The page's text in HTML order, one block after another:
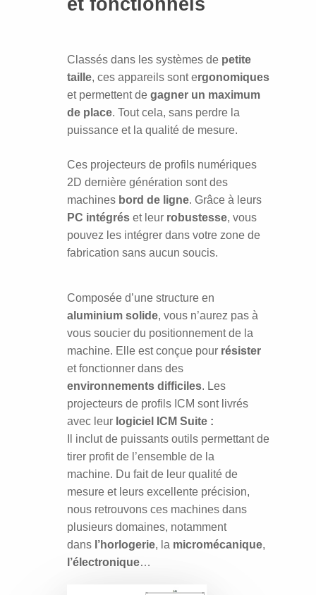
Classés dans les systèmes de petite
taille,ces appareils sont ergonomiques
et permettent de gagner un maximum
de place. Tout cela, sans perdre la
puissance et la qualité de mesure.
Ces projecteurs de profils numériques
2D dernière génération sont des
machines bord de ligne. Grâce à leurs
PC intégrés et leur robustesse, vous
pouvez les intégrer dans votre zone de
fabrication sans aucun soucis.
Composée d’une structure en
aluminium solide,vous n’aurez pas à
vous soucierdu positionnement de la
machine. Elle est conçue pour résister
et fonctionner dans des
environnements difficiles. Les
projecteurs de profils ICM sont livrés
avec leur logiciel ICM Suite :
Il inclut de puissants outils permettant de
tirer profit de l’ensemble de la
machine. Du fait de leur qualité de
mesure et leurs excellente précision,
nous retrouvonsces machines dans
plusieurs domaines, notamment
dans l’horlogerie, la micromécanique,
l’électronique…